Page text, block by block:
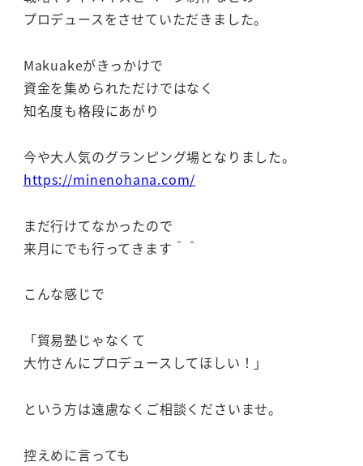
プロデュースをさせていただきました。
Makuakeがきっかけで
資金を集められただけではなく
知名度も格段にあがり
今や大人気のグランピング場となりました。
https://minenohana.com/
まだ行けてなかったので
来月にでも行ってきます＾＾
こんな感じで
「貿易塾じゃなくて
大竹さんにプロデュースしてほしい！」
という方は遠慮なくご相談くださいませ。
控えめに言っても